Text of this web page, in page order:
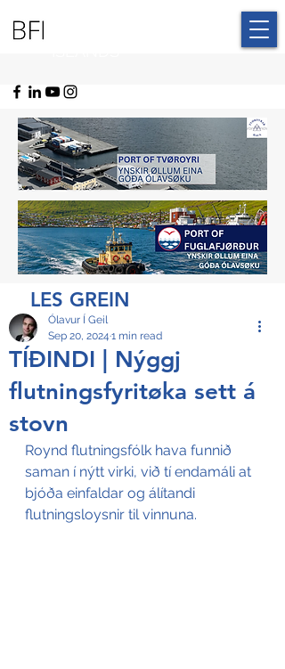
LES GREIN
TÍÐINDI | Nýggj
flutningsfyritøka sett á
stovn
Ólavur Í Geil
Sep 20, 2024 1 min read
Roynd flutningsfólk hava funnið
saman í nýtt virki, við tí endamáli at
bjóða einfaldar og álítandi
flutningsloysnir til vinnuna.